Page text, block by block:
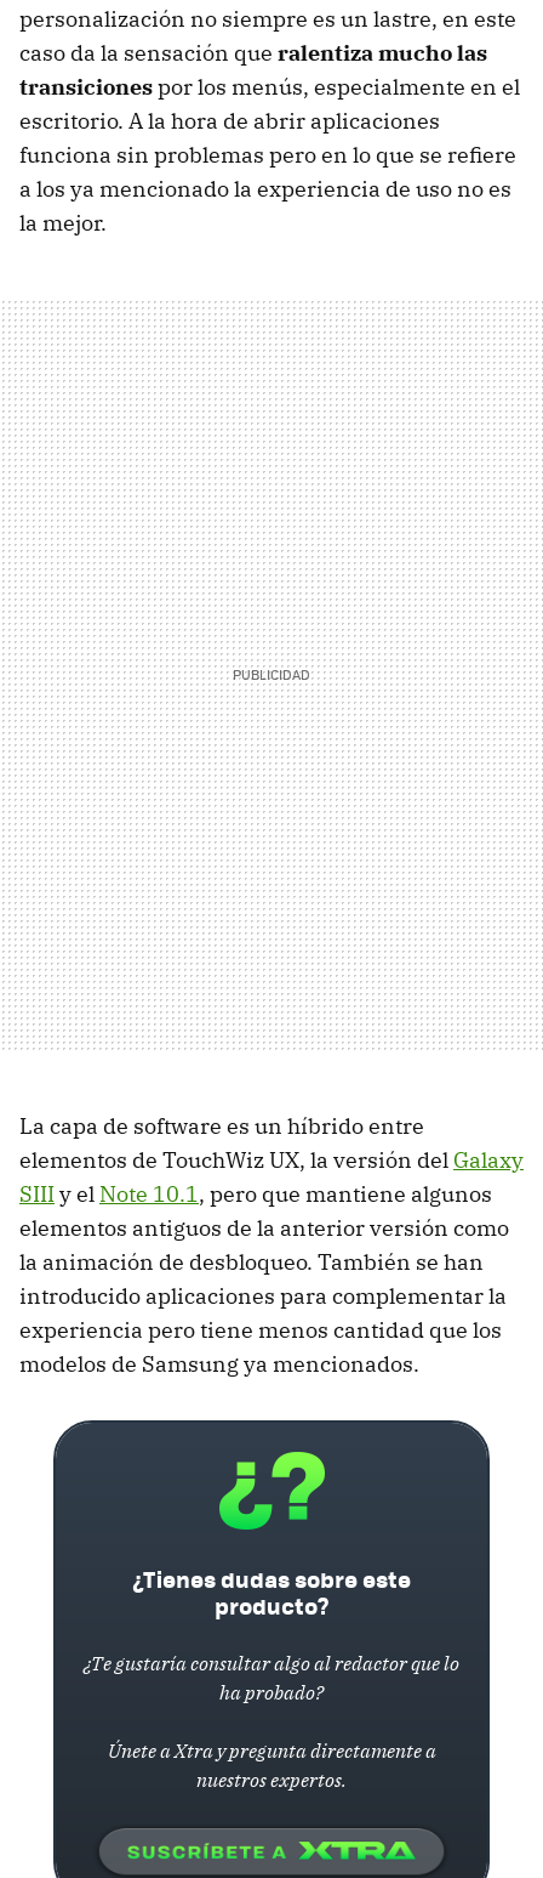
personalización no siempre es un lastre, en este
caso da la sensación que ralentiza mucho las
transicionespor los menús, especialmente en el
escritorio. A la hora de abrir aplicaciones
funciona sin problemas pero en lo que se refiere
a los ya mencionado la experiencia de uso no es
la mejor.
La capa de software es un híbrido entre
elementos de TouchWiz UX, la versión del Galaxy
SIIIy el Note 10.1, pero que mantiene algunos
elementos antiguos de la anterior versión como
la animación de desbloqueo. También se han
introducido aplicaciones para complementar la
experiencia pero tiene menos cantidad que los
modelos de Samsung ya mencionados.
¿Tienes dudas sobre este
producto?
¿Te gustaría consultar algo al redactor que lo
ha probado?
Únete a Xtra y pregunta directamente a
nuestros expertos.